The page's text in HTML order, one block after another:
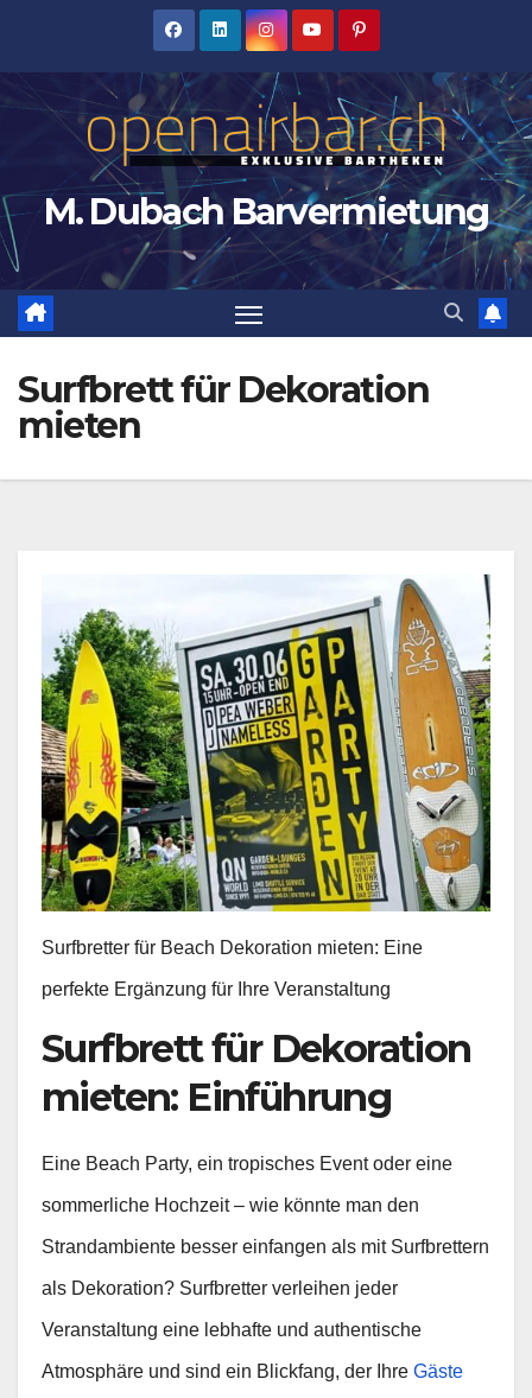
M. Dubach Barvermietung
Surfbrett für Dekoration
mieten
Surfbretter für Beach Dekoration mieten: Eine
perfekte Ergänzung für Ihre Veranstaltung
Surfbrett für Dekoration
mieten: Einführung
Eine Beach Party, ein tropisches Event oder eine
sommerliche Hochzeit – wie könnte man den
Strandambiente besser einfangen als mit Surfbrettern
als Dekoration? Surfbretter verleihen jeder
Veranstaltung eine lebhafte und authentische
Atmosphäre und sind ein Blickfang, der Ihre Gäste